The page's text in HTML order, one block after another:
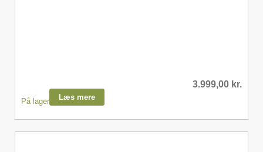
3.999,00 kr.
På lager Læs mere